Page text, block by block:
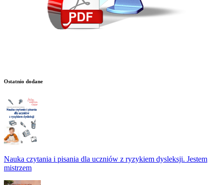
Ostatnio dodane
Nauka czytania i pisania dla uczniów z ryzykiem dysleksji. Jestem
mistrzem